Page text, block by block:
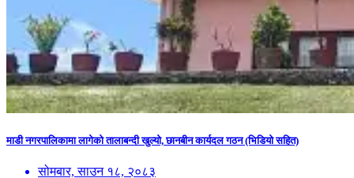
माडी नगरपालिकामा लागेको तालाबन्दी खुल्यो, छानबीन कार्यदल गठन (भिडियो सहित)
सोमबार, साउन १८, २०८३